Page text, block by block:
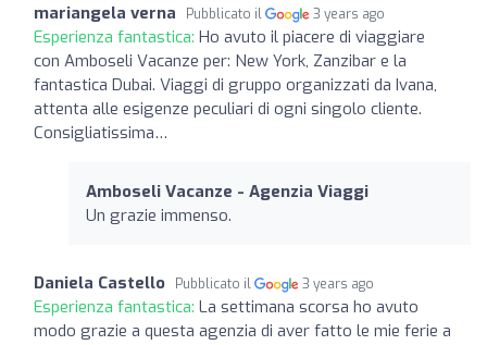
mariangela verna Pubblicato il 3 years ago
Esperienza fantastica: Ho avuto il piacere di viaggiare
con Amboseli Vacanze per: New York, Zanzibar e la
fantastica Dubai. Viaggi di gruppo organizzati da Ivana,
attenta alle esigenze peculiari di ogni singolo cliente.
Consigliatissima…
Amboseli Vacanze - Agenzia Viaggi
Un grazie immenso.
Daniela Castello Pubblicato il 3 years ago
Esperienza fantastica: La settimana scorsa ho avuto
modo grazie a questa agenzia di aver fatto le mie ferie a